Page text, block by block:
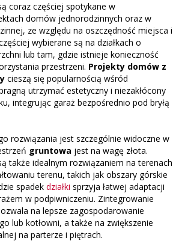
coraz częściej spotykane w
domów jednorodzinnych oraz w
ze względu na oszczędność miejsca i
wybierane są na działkach o
lub tam, gdzie istnieje konieczność
przestrzeni. Projekty domów z
cieszą się popularnością wśród
utrzymać estetyczny i niezakłócony
integrując garaż bezpośrednio pod bryłą
rozwiązania jest szczególnie widoczne w
gruntowa jest na wagę złota.
także idealnym rozwiązaniem na terenach
terenu, takich jak obszary górskie
spadek działki sprzyja łatwej adaptacji
w podpiwniczeniu. Zintegrowanie
na lepsze zagospodarowanie
lub kotłowni, a także na zwiększenie
na parterze i piętrach.